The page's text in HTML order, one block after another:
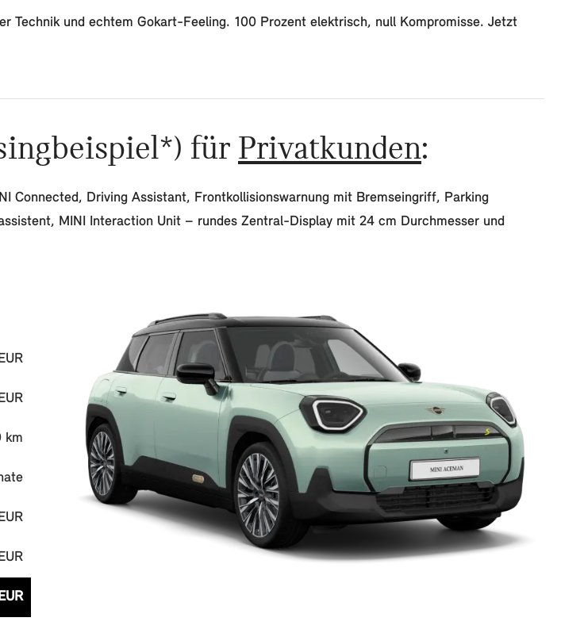
Technik und echtem Gokart-Feeling. 100 Prozent elektrisch, null Kompromisse. Jetzt
für Privatkunden:
Connected, Driving Assistant, Frontkollisionswarnung mit Bremseingriff, Parking
MINI Interaction Unit – rundes Zentral-Display mit 24 cm Durchmesser und
km